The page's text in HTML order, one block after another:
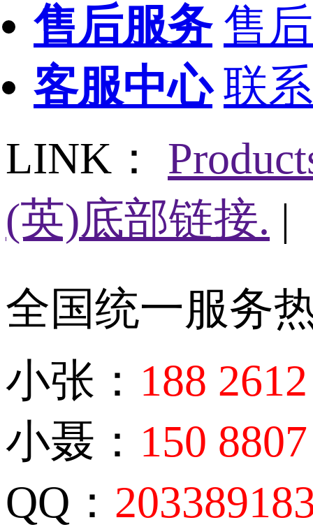
售后服务 售
客服中心 联
LINK：
(英)底部链接. |
全国统一服务
小张： 188
小聂： 150
QQ：